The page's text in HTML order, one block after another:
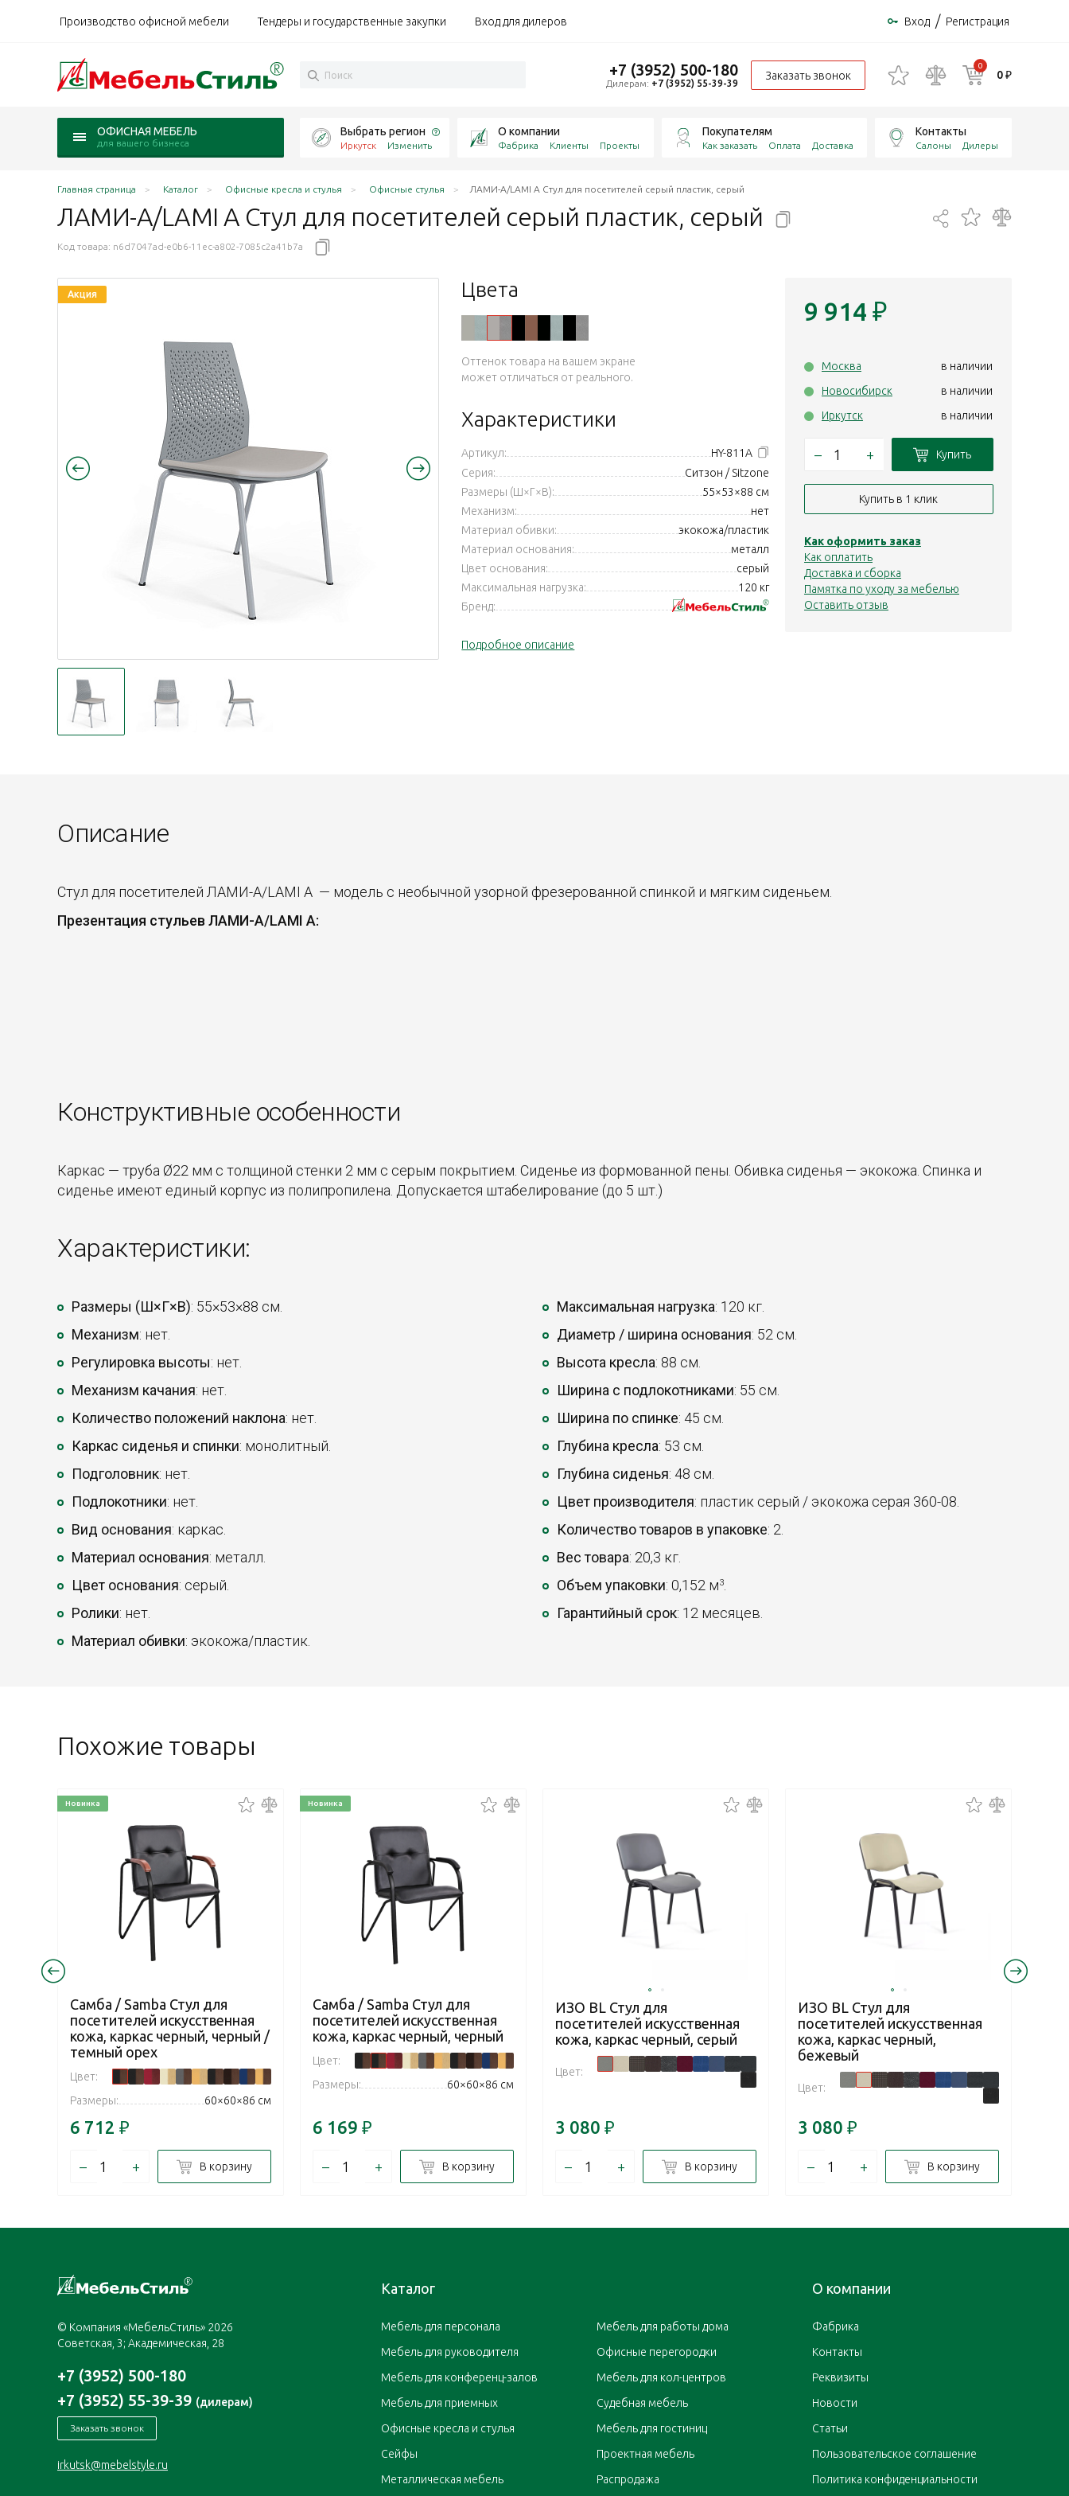
Производство офисной мебели Тендеры и государственные закупки Вход для дилеров Вход / Регистрация
+7 (3952) 500-180
Дилерам: +7 (3952) 55-39-39
Заказать звонок
0
0 ₽
ОФИСНАЯ МЕБЕЛЬ
для вашего бизнеса
Выбрать регион
Иркутск Изменить
О компании
Фабрика Клиенты Проекты
Покупателям
Как заказать Оплата Доставка
Контакты
Салоны Дилеры
Главная страница Каталог Офисные кресла и стулья Офисные стулья ЛАМИ-А/LAMI A Стул для посетителей серый пластик, серый
ЛАМИ-А/LAMI A Стул для посетителей серый пластик, серый
Код товара: n6d7047ad-e0b6-11ec-a802-7085c2a41b7a
Акция Цвета
Оттенок товара на вашем экране
может отличаться от реального.
Характеристики
Артикул:
HY-811A
Серия:
Ситзон / Sitzone
Размеры (Ш×Г×В):
55×53×88 см
Механизм:
нет
Материал обивки:
экокожа/пластик
Материал основания:
металл
Цвет основания:
серый
Максимальная нагрузка:
120 кг
Бренд:
Подробное описание
9 914 ₽
Москва
в наличии
Новосибирск
в наличии
Иркутск
в наличии
– + Купить
Купить в 1 клик
Как оформить заказ
Как оплатить
Доставка и сборка
Памятка по уходу за мебелью
Оставить отзыв
Описание
Стул для посетителей ЛАМИ-А/LAMI A — модель с необычной узорной фрезерованной спинкой и мягким сиденьем.
Презентация стульев ЛАМИ-А/LAMI A:
Конструктивные особенности
Каркас — труба Ø22 мм с толщиной стенки 2 мм с серым покрытием. Сиденье из формованной пены. Обивка сиденья — экокожа. Спинка и
сиденье имеют единый корпус из полипропилена. Допускается штабелирование (до 5 шт.)
Характеристики:
Размеры (Ш×Г×В): 55×53×88 см.
Механизм: нет.
Регулировка высоты: нет.
Механизм качания: нет.
Количество положений наклона: нет.
Каркас сиденья и спинки: монолитный.
Подголовник: нет.
Подлокотники: нет.
Вид основания: каркас.
Материал основания: металл.
Цвет основания: серый.
Ролики: нет.
Материал обивки: экокожа/пластик.
Максимальная нагрузка: 120 кг.
Диаметр / ширина основания: 52 см.
Высота кресла: 88 см.
Ширина с подлокотниками: 55 см.
Ширина по спинке: 45 см.
Глубина кресла: 53 см.
Глубина сиденья: 48 см.
Цвет производителя: пластик серый / экокожа серая 360-08.
Количество товаров в упаковке: 2.
Вес товара: 20,3 кг.
Объем упаковки: 0,152 м3
Гарантийный срок: 12 месяцев.
Похожие товары
Новинка
Самба / Samba Стул для
посетителей искусственная
кожа, каркас черный, черный /
темный орех
Цвет:
Размеры:
60×60×86 см
6 712 ₽
– + В корзину
Новинка
Самба / Samba Стул для
посетителей искусственная
кожа, каркас черный, черный
Цвет:
Размеры:
60×60×86 см
6 169 ₽
– + В корзину
ИЗО BL Стул для
посетителей искусственная
кожа, каркас черный, серый
Цвет:
3 080 ₽
– + В корзину
ИЗО BL Стул для
посетителей искусственная
кожа, каркас черный,
бежевый
Цвет:
3 080 ₽
– + В корзину
© Компания «МебельСтиль» 2026
Советская, 3; Академическая, 28
+7 (3952) 500-180
+7 (3952) 55-39-39 (дилерам)
Заказать звонок
irkutsk@mebelstyle.ru
Каталог
Мебель для персонала
Мебель для руководителя
Мебель для конференц-залов
Мебель для приемных
Офисные кресла и стулья
Сейфы
Металлическая мебель
Мебель для работы дома
Офисные перегородки
Мебель для кол-центров
Судебная мебель
Мебель для гостиниц
Проектная мебель
Распродажа
О компании
Фабрика
Контакты
Реквизиты
Новости
Статьи
Пользовательское соглашение
Политика конфиденциальности